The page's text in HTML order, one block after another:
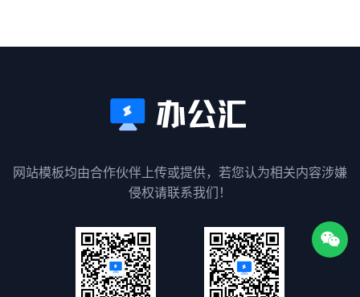
网站模板均由合作伙伴上传或提供，若您认为相关内容涉嫌
侵权请联系我们！